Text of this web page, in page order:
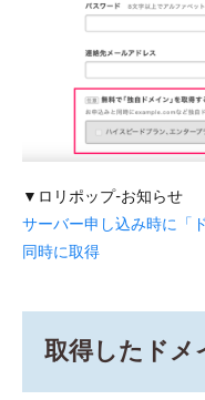
▼ロリポップ-お知らせ
サーバー申し込み時に「
同時に取得
取得したドメ